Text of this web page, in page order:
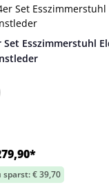
Set Esszimmerstuhl
sparst: € 39,70